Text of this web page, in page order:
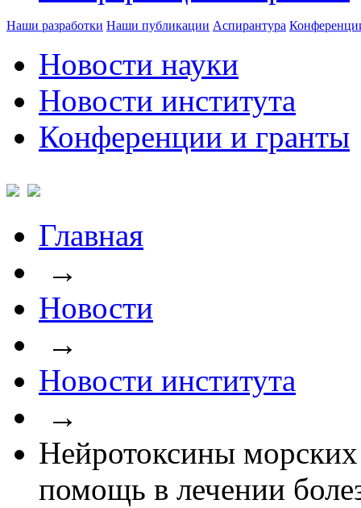
Наши разработки Наши публикации Аспирантура
Новости науки
Новости института
Конференции и гранты
Главная
→
Новости
→
Новости института
→
Нейротоксины
помощь в лечении